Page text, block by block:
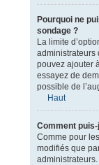
Pourquoi ne
sondage ?
La limite
administrateurs
pouvez ajouter
essayez de
possible de
Haut
Comment
Comme pour
modifiés que